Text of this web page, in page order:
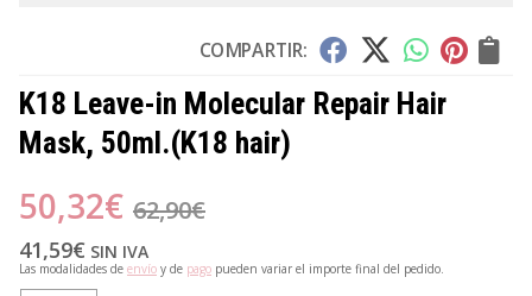
COMPARTIR:
K18 Leave-in Molecular Repair Hair
Mask, 50ml.(K18 hair)
50,32€ 62,90€
41,59€ SIN IVA
Las modalidades de envío y de pago pueden variar el importe final del pedido.